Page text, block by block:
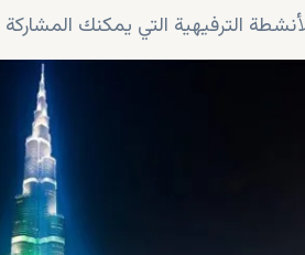
الترفيهية التي يمكنك المشاركة